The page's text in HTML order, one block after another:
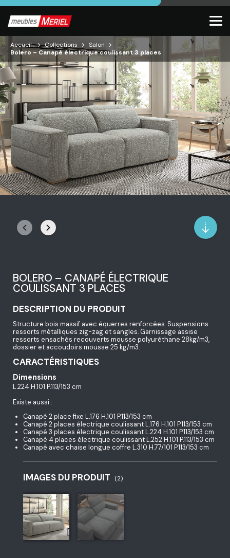
Accueil Collections
Salon
Bolero – Canapé électrique coulissant 3 places
BOLERO – CANAPÉ ÉLECTRIQUE
COULISSANT 3 PLACES
DESCRIPTION DU PRODUIT
Structure bois massif avec équerres renforcées. Suspensions
ressorts métalliques zig-zag et sangles. Garnissage assise
ressorts ensachés recouverts mousse polyuréthane 28kg/m3,
dossier et accoudoirs mousse 25 kg/m3.
CARACTÉRISTIQUES
Dimensions
L.224 H.101 P.113/153 cm
Existe aussi :
Canapé 2 place fixe L.176 H.101 P.113/153 cm
Canapé 2 places électrique coulissant L.176 H.101 P.113/153 cm
Canapé 3 places électrique coulissant L.224 H.101 P.113/153 cm
Canapé 4 places électrique coulissant L.252 H.101 P.113/153 cm
Canapé avec chaise longue coffre L.310 H.77/101 P.113/153 cm
IMAGES DU PRODUIT (2)